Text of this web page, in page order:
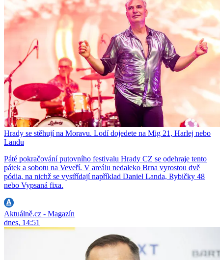
Hrady se stěhují na Moravu. Lodí dojedete na Mig 21, Harlej nebo
Landu
Páté pokračování putovního festivalu Hrady CZ se odehraje tento
pátek a sobotu na Veveří. V areálu nedaleko Brna vyrostou dvě
pódia, na nichž se vystřídají například Daniel Landa, Rybičky 48
nebo Vypsaná fixa.
Aktuálně.cz - Magazín
dnes, 14:51